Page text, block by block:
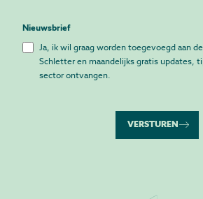
Nieuwsbrief
Ja, ik wil graag worden toegevoegd aan
Schletter en maandelijks gratis updates,
sector ontvangen.
VERSTUREN